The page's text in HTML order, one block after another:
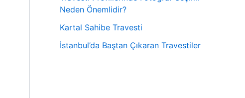
Neden Önemlidir?
Kartal Sahibe Travesti
İstanbul’da Baştan Çıkaran Travestiler